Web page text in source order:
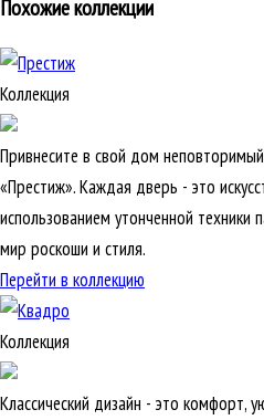
Похожие коллекции
Коллекция
Привнесите в свой дом
«Престиж». Каждая дверь - это
использованием утонченной техники
мир роскоши и стиля.
Перейти в коллекцию
Коллекция
Классический дизайн - это комфорт,